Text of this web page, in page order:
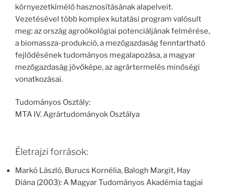
környezetkímélő hasznosításának alapelveit.
Vezetésével több komplex kutatási program valósult
meg: az ország agroökológiai potenciáljának felmérése,
a biomassza-produkció, a mezőgazdaság fenntartható
fejlődésének tudományos megalapozása, a magyar
mezőgazdaság jövőképe, az agrártermelés minőségi
vonatkozásai.
Tudományos Osztály:
MTA IV. Agrártudományok Osztálya
Életrajzi források:
Markó László, Burucs Kornélia, Balogh Margit, Hay
Diána (2003): A Magyar Tudományos Akadémia tagjai